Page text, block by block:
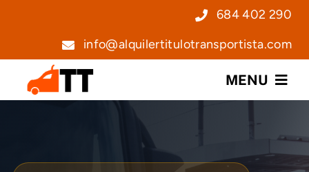
684 402 290
info@alquilertitulotransportista.com
MENU
Servicios